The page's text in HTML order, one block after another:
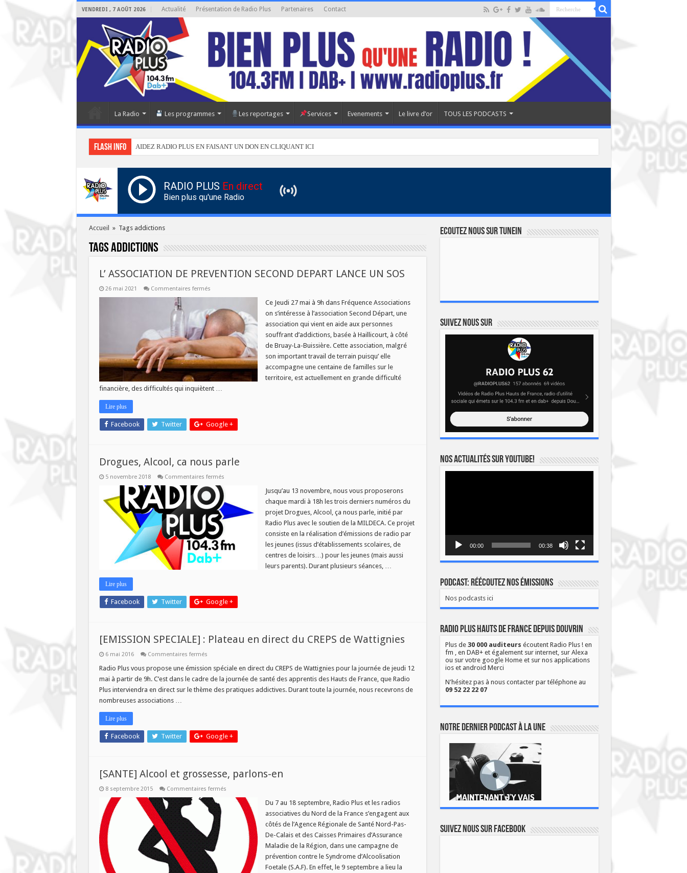
VENDREDI , 7 AOÛT 2026 Actualité Présentation de Radio Plus Partenaires Contact
La Radio Les programmes Les reportages Services Evenements Le livre d’or TOUS LES PODCASTS
Flash info AIDEZ RADIO PLUS EN FAISANT UN DON EN CLIQUANT ICI
RADIO PLUS En direct
Bien plus qu'une Radio
Accueil » Tags addictions
Tagsaddictions
L’ ASSOCIATION DE PREVENTION SECOND DEPART LANCE UN SOS
26 mai 2021 Commentaires ferméssur
DE
PREVENTION
SECOND
DEPART
LANCE
UN
SOS
Ce Jeudi 27 mai à 9h dans Fréquence Associations
on s’intéresse à l’association Second Départ, une
association qui vient en aide aux personnes
souffrant d’addictions, basée à Haillicourt, à côté
de Bruay-La-Buissière. Cette association, malgré
son important travail de terrain puisqu’ elle
accompagne une centaine de familles sur le
territoire, est actuellement en grande difficulté
financière, des difficultés qui inquiètent …
Lire plus
Facebook Twitter Google +
Drogues, Alcool, ca nous parle
5 novembre 2018 Commentaires ferméssur
ca
nous
parle
Jusqu’au 13 novembre, nous vous proposerons
chaque mardi à 18h les trois derniers numéros du
projet Drogues, Alcool, ça nous parle, initié par
Radio Plus avec le soutien de la MILDECA. Ce projet
consiste en la réalisation d’émissions de radio par
les jeunes (issus d’établissements scolaires, de
centres de loisirs…) pour les jeunes (mais aussi
leurs parents). Durant plusieurs séances, …
Lire plus
Facebook Twitter Google +
[EMISSION SPECIALE] : Plateau en direct du CREPS de Wattignies
6 mai 2016 Commentaires ferméssur
SPECIALE]
Plateau
en
direct
Radio Plus vous propose une émission spéciale en direct du CREPS de Wattignies pour la journée de jeudi 12
mai à partir de 9h. C’est dans le cadre de la journée de santé des apprentis des Hauts de France, que Radio
Plus interviendra en direct sur le thème des pratiques addictives. Durant toute la journée, nous recevrons de
nombreuses associations …
Lire plus
Facebook Twitter Google +
[SANTE] Alcool et grossesse, parlons-en
8 septembre 2015 Commentaires ferméssur
Alcool
grossesse,
parlons-
Du 7 au 18 septembre, Radio Plus et les radios
associatives du Nord de la France s’engagent aux
côtés de l’Agence Régionale de Santé Nord-Pas-
De-Calais et des Caisses Primaires d’Assurance
Maladie de la Région, dans une campagne de
prévention contre le Syndrome d’Alcoolisation
Foetale (S.A.F). En effet, le 9 septembre a lieu la
Ecoutez nous sur TuneIn
Suivez nous sur
Nos actualités sur YOUTUBE!
00:00 00:38
Podcast: Réécoutez nos émissions
Nos podcasts ici
Radio Plus Hauts de France depuis Douvrin
Plus de 30 000 auditeurs écoutent Radio Plus ! en
fm , en DAB+ et également sur internet, sur Alexa
ou sur votre google Home et sur nos applications
ios et android Merci
N'hésitez pas à nous contacter par téléphone au
09 52 22 22 07
Notre dernier podcast à la une
Suivez nous sur Facebook